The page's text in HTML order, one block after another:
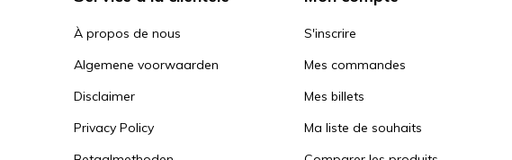
À propos de nous
Algemene voorwaarden
Disclaimer
Privacy Policy
S'inscrire
Mes commandes
Mes billets
Ma liste de souhaits